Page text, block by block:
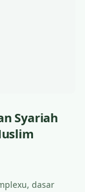
Syariah
dasar